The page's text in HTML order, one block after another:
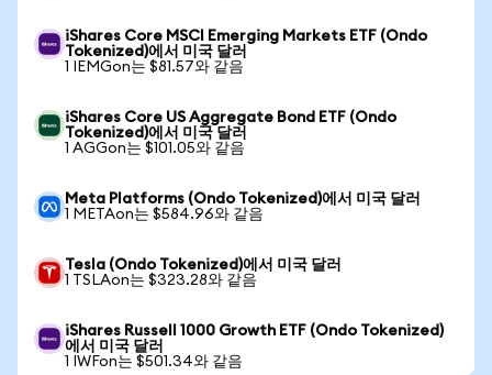
iShares Core MSCI Emerging Markets ETF (Ondo
Tokenized)에서 미국 달러
1 IEMGon는 $81.57와 같음
iShares Core US Aggregate Bond ETF (Ondo
Tokenized)에서 미국 달러
1 AGGon는 $101.05와 같음
Meta Platforms (Ondo Tokenized)에서 미국 달러
1 METAon는 $584.96와 같음
Tesla (Ondo Tokenized)에서 미국 달러
1 TSLAon는 $323.28와 같음
iShares Russell 1000 Growth ETF (Ondo Tokenized)
에서 미국 달러
1 IWFon는 $501.34와 같음